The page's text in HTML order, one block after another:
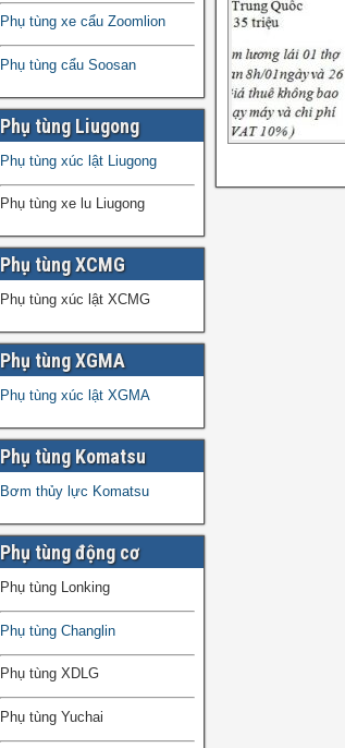
Phụ tùng xe cẩu Zoomlion
Phụ tùng cẩu Soosan
Phụ tùng Liugong
Phụ tùng xúc lật Liugong
Phụ tùng xe lu Liugong
Phụ tùng XCMG
Phụ tùng xúc lật XCMG
Phụ tùng XGMA
Phụ tùng xúc lật XGMA
Phụ tùng Komatsu
Bơm thủy lực Komatsu
Phụ tùng động cơ
Phụ tùng Lonking
Phụ tùng Changlin
Phụ tùng XDLG
Phụ tùng Yuchai